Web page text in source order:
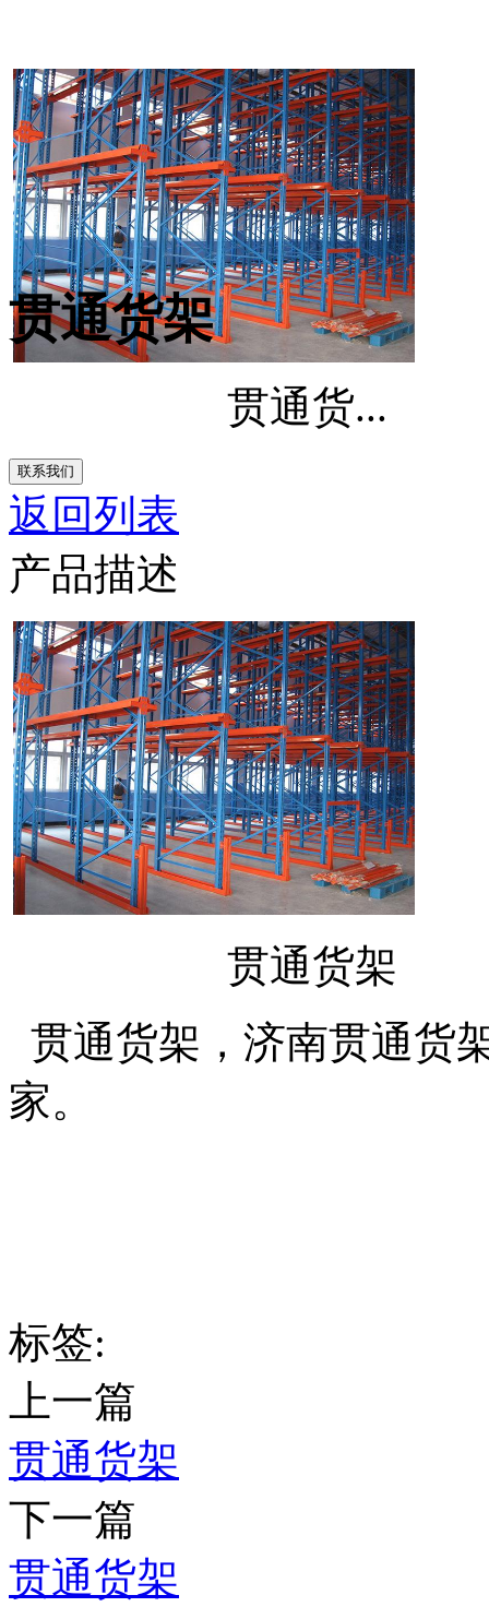
贯通货架
贯通货...
联系我们
返回列表
产品描述
贯通货架
贯通货架，济南贯通货
家。
标签:
上一篇
贯通货架
下一篇
贯通货架